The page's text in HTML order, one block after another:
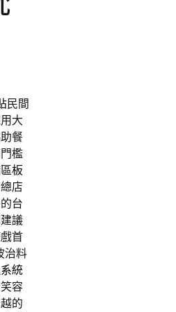
民間
大
餐
檻
板
總店
台
議
首
治料
統
容
的